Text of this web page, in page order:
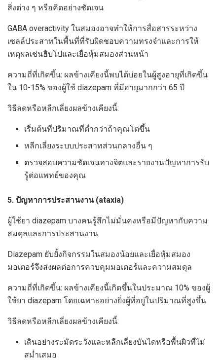
สิ่งต่าง ๆ หรือคิดอย่างชัดเจน
GABA overactivity ในสมองอาจทำให้การสื่อสารระหว่าง
เซลล์ประสาทในพื้นที่ที่รับผิดชอบความทรงจำและการให้
เหตุผลเช่นฮิบโปและเยื่อหุ้มสมองส่วนหน้า
ความถี่ที่เกิดขึ้น: ผลข้างเคียงนี้พบได้บ่อยในผู้สูงอายุที่เกิดขึ้น
ใน 10-15% ของผู้ใช้ diazepam ที่มีอายุมากกว่า 65 ปี
วิธีลดหรือหลีกเลี่ยงผลข้างเคียงนี้:
เริ่มต้นที่ปริมาณที่ต่ำกว่าถ้าคุณโตขึ้น
หลีกเลี่ยงระบบประสาทส่วนกลางอื่น ๆ
ตรวจสอบความชัดเจนทางจิตและรายงานปัญหาการรับ
รู้ต่อแพทย์ของคุณ
5. ปัญหาการประสานงาน (ataxia)
ผู้ใช้ยา diazepam บางคนรู้สึกไม่มั่นคงหรือมีปัญหากับความ
สมดุลและการประสานงาน
Diazepam ยับยั้งกิจกรรมในสมองน้อยและเยื่อหุ้มสมอง
มอเตอร์จึงส่งผลต่อการควบคุมมอเตอร์และความสมดุล
ความถี่ที่เกิดขึ้น: ผลข้างเคียงนี้เกิดขึ้นในประมาณ 10% ของผู้
ใช้ยา diazepam โดยเฉพาะอย่างยิ่งผู้ที่อยู่ในปริมาณที่สูงขึ้น
วิธีลดหรือหลีกเลี่ยงผลข้างเคียงนี้:
เดินอย่างระมัดระวังและหลีกเลี่ยงบันไดหรือพื้นผิวที่ไม่
สม่ำเสมอ